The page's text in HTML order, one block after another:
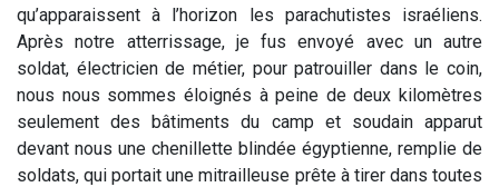
qu’apparaissent à l’horizon les parachutistes israéliens.
Après notre atterrissage, je fus envoyé avec un autre
soldat, électricien de métier, pour patrouiller dans le coin,
nous nous sommes éloignés à peine de deux kilomètres
seulement des bâtiments du camp et soudain apparut
devant nous une chenillette blindée égyptienne, remplie de
soldats, qui portait une mitrailleuse prête à tirer dans toutes